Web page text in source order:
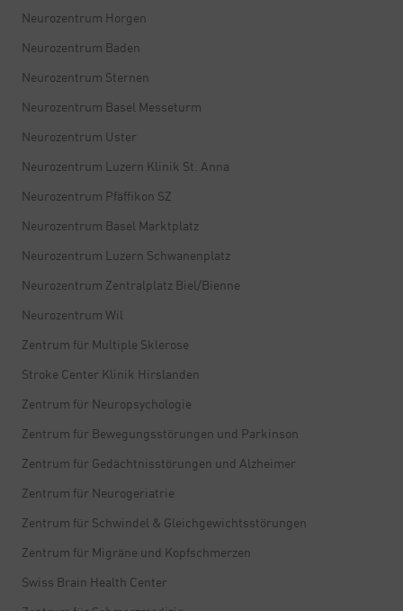
Neurozentrum Horgen
Neurozentrum Baden
Neurozentrum Sternen
Neurozentrum Basel Messeturm
Neurozentrum Uster
Neurozentrum Luzern Klinik St. Anna
Neurozentrum Pfäffikon SZ
Neurozentrum Basel Marktplatz
Neurozentrum Luzern Schwanenplatz
Neurozentrum Zentralplatz Biel/Bienne
Neurozentrum Wil
Zentrum für Multiple Sklerose
Stroke Center Klinik Hirslanden
Zentrum für Neuropsychologie
Zentrum für Bewegungsstörungen und Parkinson
Zentrum für Gedächtnisstörungen und Alzheimer
Zentrum für Neurogeriatrie
Zentrum für Schwindel & Gleichgewichtsstörungen
Zentrum für Migräne und Kopfschmerzen
Swiss Brain Health Center